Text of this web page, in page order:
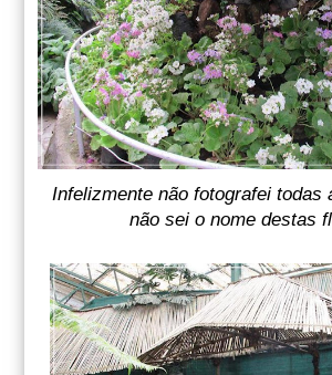
Infelizmente não fotografei todas
não sei o nome destas